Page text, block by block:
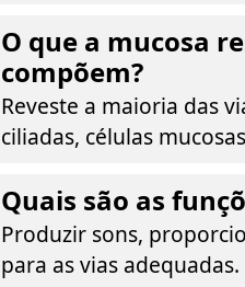
O que a mucosa
compõem?
Reveste a maioria das
ciliadas, células
Quais são as
Produzir sons,
para as vias adequadas.